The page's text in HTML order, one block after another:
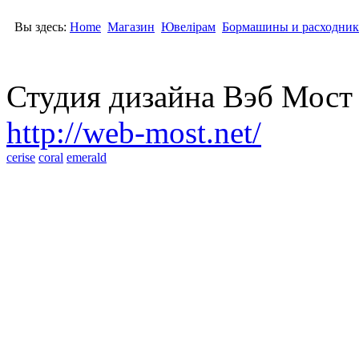
Вы здесь: Home Магазин Ювелірам Бормашины и
Студия дизайна Вэб
http://web-most.net/
cerise coral emerald